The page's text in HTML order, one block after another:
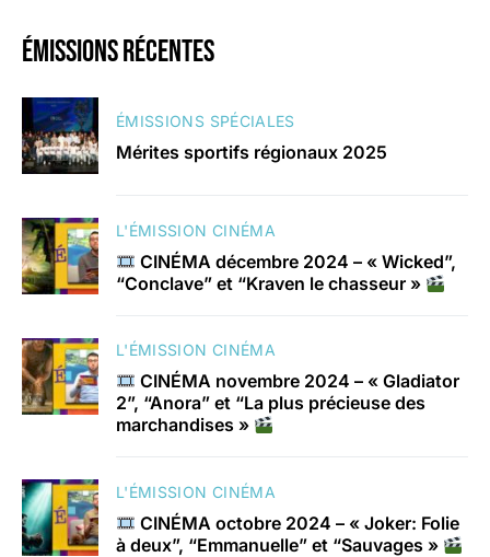
émissions récentes
ÉMISSIONS SPÉCIALES
Mérites sportifs régionaux 2025
L'ÉMISSION CINÉMA
CINÉMA décembre 2024 – « Wicked”,
“Conclave” et “Kraven le chasseur »
L'ÉMISSION CINÉMA
CINÉMA novembre 2024 – « Gladiator
2”, “Anora” et “La plus précieuse des
marchandises »
L'ÉMISSION CINÉMA
CINÉMA octobre 2024 – « Joker: Folie
à deux”, “Emmanuelle” et “Sauvages »